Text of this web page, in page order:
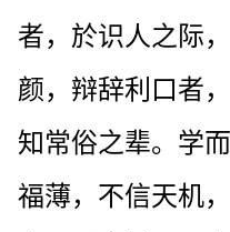
者，於识人之际
颜，辩辞利口者
知常俗之辈。学
福薄，不信天机